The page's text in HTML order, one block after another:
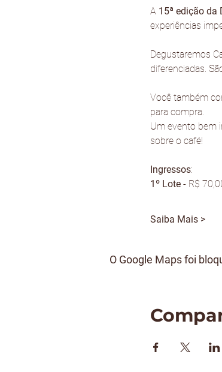
A 15ª edição da
experiências
Degustaremos
diferenciadas.
Você também
para compra.
Um evento bem
sobre o café!
Ingressos:
1º Lote - R$
Saiba Mais >
O Google Maps foi